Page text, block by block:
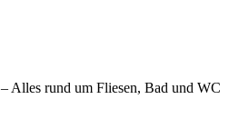
Alles rund um Fliesen, Bad und WC